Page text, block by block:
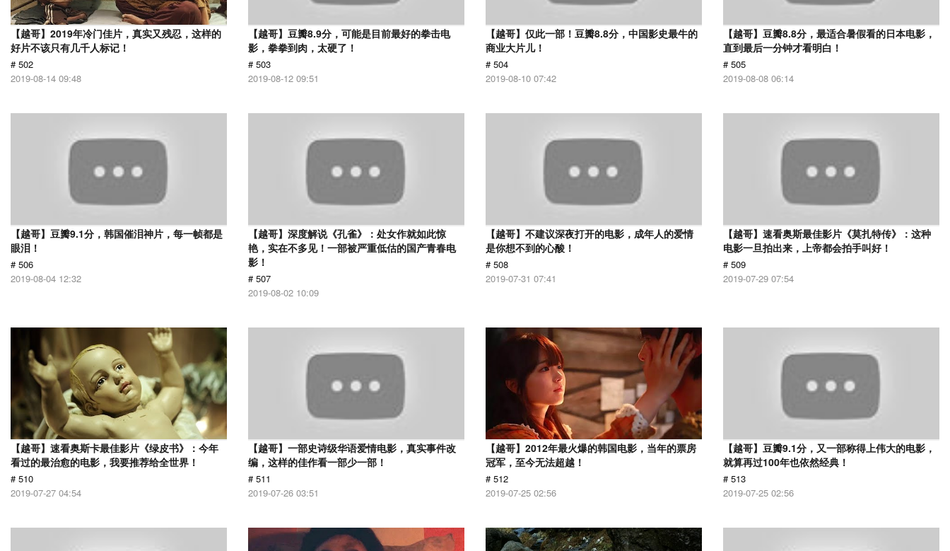
【越哥】2019年冷门佳片，真实又残忍，这样的
好片不该只有几千人标记！
# 502
2019-08-14 09:48
【越哥】豆瓣8.9分，可能是目前最好的拳击电
影，拳拳到肉，太硬了！
# 503
2019-08-12 09:51
【越哥】仅此一部！豆瓣8.8分，中国影史最牛的
商业大片儿！
# 504
2019-08-10 07:42
【越哥】豆瓣8.8分，最适合暑假看的日本电影，
直到最后一分钟才看明白！
# 505
2019-08-08 06:14
【越哥】豆瓣9.1分，韩国催泪神片，每一帧都是
眼泪！
# 506
2019-08-04 12:32
【越哥】深度解说《孔雀》：处女作就如此惊
艳，实在不多见！一部被严重低估的国产青春电
影！
# 507
2019-08-02 10:09
【越哥】不建议深夜打开的电影，成年人的爱情
是你想不到的心酸！
# 508
2019-07-31 07:41
【越哥】速看奥斯最佳影片《莫扎特传》：这种
电影一旦拍出来，上帝都会拍手叫好！
# 509
2019-07-29 07:54
【越哥】速看奥斯卡最佳影片《绿皮书》：今年
看过的最治愈的电影，我要推荐给全世界！
# 510
2019-07-27 04:54
【越哥】一部史诗级华语爱情电影，真实事件改
编，这样的佳作看一部少一部！
# 511
2019-07-26 03:51
【越哥】2012年最火爆的韩国电影，当年的票房
冠军，至今无法超越！
# 512
2019-07-25 02:56
【越哥】豆瓣9.1分，又一部称得上伟大的电影，
就算再过100年也依然经典！
# 513
2019-07-25 02:56